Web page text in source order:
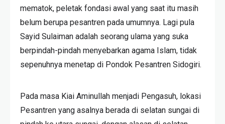
mematok, peletak fondasi awal yang saat itu masih
belum berupa pesantren pada umumnya. Lagi pula
Sayid Sulaiman adalah seorang ulama yang suka
berpindah-pindah menyebarkan agama Islam, tidak
sepenuhnya menetap di Pondok Pesantren Sidogiri.
Pada masa Kiai Aminullah menjadi Pengasuh, lokasi
Pesantren yang asalnya berada di selatan sungai di